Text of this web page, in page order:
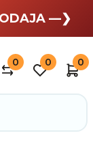
—❯
0 0 0